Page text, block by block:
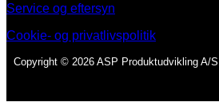
Service og eftersyn
Cookie- og privatlivspolitik
Copyright © 2026 ASP Produktudvikling A/